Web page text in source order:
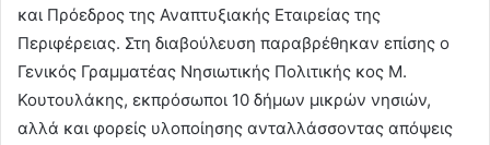
και Πρόεδρος της Αναπτυξιακής Εταιρείας της
Περιφέρειας. Στη διαβούλευση παραβρέθηκαν επίσης ο
Γενικός Γραμματέας Νησιωτικής Πολιτικής κος Μ.
Κουτουλάκης, εκπρόσωποι 10 δήμων μικρών νησιών,
αλλά και φορείς υλοποίησης ανταλλάσσοντας απόψεις